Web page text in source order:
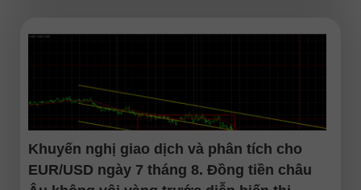
Khuyến nghị giao dịch và phân tích cho
EUR/USD ngày 7 tháng 8. Đồng tiền châu